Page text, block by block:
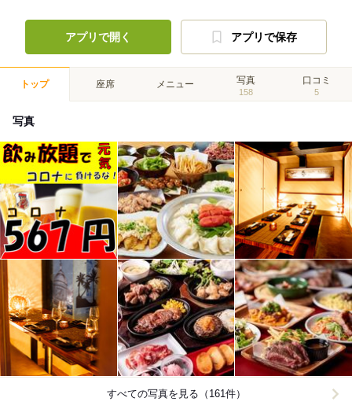
アプリで開く アプリで保存
トップ 座席 メニュー 写真
158
口コミ
5
写真
すべての写真を見る（161件）